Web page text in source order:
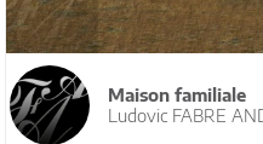
Maison familiale
Ludovic FABRE